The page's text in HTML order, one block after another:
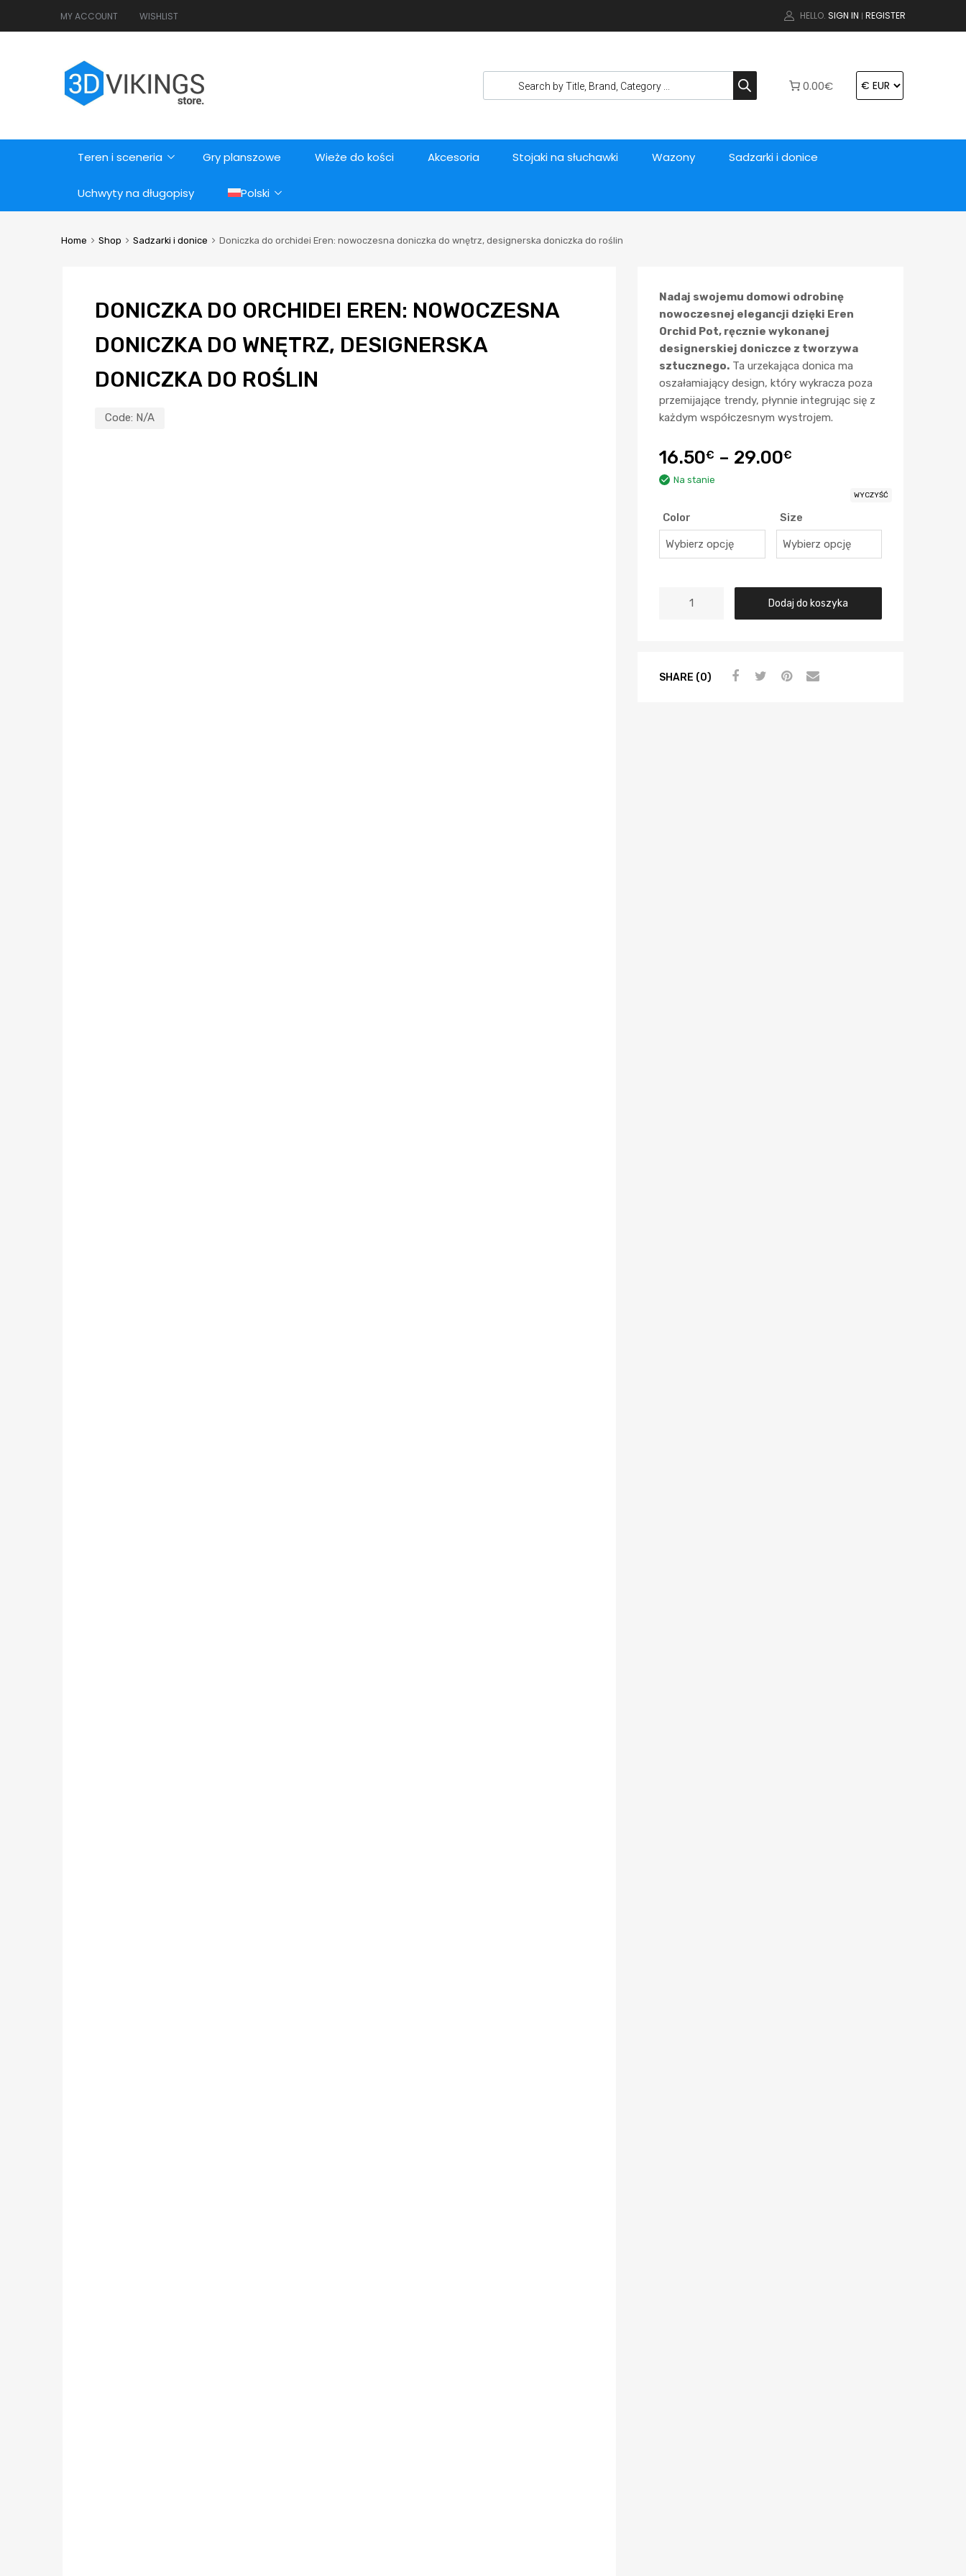
MY ACCOUNT WISHLIST HELLO. SIGN IN | REGISTER
0.00€
Teren i sceneria Gry planszowe Wieże do kości Akcesoria Stojaki na słuchawki Wazony Sadzarki i donice
Uchwyty na długopisy Polski
Home Shop Sadzarki i donice Doniczka do orchidei Eren: nowoczesna doniczka do wnętrz, designerska doniczka do roślin
DONICZKA DO ORCHIDEI EREN: NOWOCZESNA
DONICZKA DO WNĘTRZ, DESIGNERSKA
DONICZKA DO ROŚLIN
Code: N/A
Nadaj swojemu domowi odrobinę
nowoczesnej elegancji dzięki Eren
Orchid Pot, ręcznie wykonanej
designerskiej doniczce z tworzywa
sztucznego. Ta urzekająca donica ma
oszałamiający design, który wykracza poza
przemijające trendy, płynnie integrując się z
każdym współczesnym wystrojem.
16.50€ – 29.00€
Na stanie
Color Size
WYCZYŚĆ
Dodaj do koszyka
SHARE (0)